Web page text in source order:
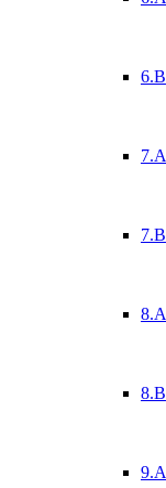
6.B
7.A
7.B
8.A
8.B
9.A